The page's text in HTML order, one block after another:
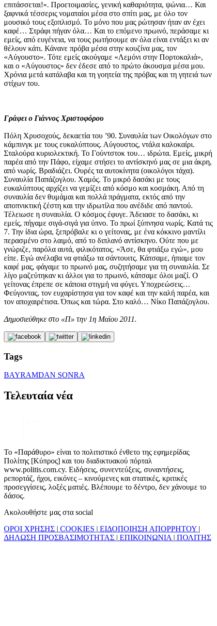
επιτάσσεται!». Προετοιμασίες, γενική καθαριότητα, ψώνια… Και
ξαφνικά τέσσερις νοματαίοι μέσα στο σπίτι μας, με όλο τον
μουσικό τους εξοπλισμό. Το μόνο που μας ρώτησαν ήταν αν έχει
καφέ… Στράφι πήγαν όλα… Και το επόμενο πρωινό, περάσαμε κι
εμείς, από ευγένεια, να τους ρωτήσουμε αν όλα είναι εντάξει κι αν
θέλουν κάτι. Κάνανε πρόβα μέσα στην κουζίνα μας, τον
«Αύγουστο». Τότε εμείς ακούγαμε «Λεμόνι στην Πορτοκαλιά»,
και ο «Αύγουστος» δεν έδεσε από το πρώτο άκουσμα μέσα μου.
Χρόνια μετά κατάλαβα και τη γοητεία της πρόβας και τη γητειά των
στίχων του.
Γράφει ο Γιάννος Χριστοφόρου
Πόλη Χρυσοχούς, δεκαετία του ’90. Συναυλία των Οικολόγων στο
κάμπινγκ με τους ευκαλύπτους. Αύγουστος, ντάλα καλοκαίρι.
Σταλούρα κυριολεκτική. Το Γούντστοκ του… ιδρώτα. Εμείς, μικρή
παρέα από την Πάφο, είχαμε στήσει το αντίσκηνό μας σε μια άκρη,
από νωρίς. Βραδιάζει. Ουρές τα αυτοκίνητα (οικολόγοι τάχα).
Συναυλία Παπάζογλου. Χαμός. Το μικρό δασάκι με τους
ευκαλύπτους αρχίζει να γεμίζει από κόσμο και κοσμάκη. Από τη
συναυλία δεν θυμάμαι και πολλά πράγματα, εκτός από την
αποπνικτική ζέστη και την ιδρωτίλα που ανέδιδε από παντού.
Τέλειωσε η συναυλία. Ο κόσμος έφυγε. Άδειασε το δασάκι, κι
εμείς, πήγαμε σιγά-σιγά για ύπνο. Το πρωί ξύπνησα νωρίς. Κατά τις
7. Την ίδια ώρα, ξεπρόβαλε κι ο γείτονας, με ένα κόκκινο μαντίλι
περασμένο στο λαιμό, από το διπλανό αντίσκηνο. Ούτε που με
γνώριζε, παρόλα αυτά, φιλικότατος. «Άσε, θα φτιάξω εγώ», μου
είπε. Εγώ ανέλαβα να φτιάξω τα σάντουιτς. Κάτσαμε, ήπιαμε τον
καφέ μας, φάγαμε το πρωινό μας, συζητήσαμε για τη συναυλία. Σε
λίγο μαζεύτηκαν κι άλλοι για το πρωινό, κάτσαμε όλοι μαζί. Ο
γείτονας έπρεπε σε κάποια στιγμή να φύγει. Υποχρεώσεις…
Φεύγοντας, τον ευχαρίστησα για τον καφέ και την καλή παρέα, και
τον αποχαιρέτισα. Όπως και τώρα. Στο καλό… Νίκο Παπάζογλου.
Δημοσιεύθηκε στο «Π» την 1η Μαϊου 2011.
Tags
BAYRAMDAN SONRA
Τελευταία νέα
Το «Παράθυρο» είναι το πολιτιστικό ένθετο της εφημερίδας
Πολίτης [Κύπρος] και του διαδικτυακού πόρταλ
www.politis.com.cy. Ειδήσεις, συνεντεύξεις, συναντήσεις,
ρεπορτάζ, ήχοι, εικόνες – κινούμενες και στατικές, κριτικές
προσεγγίσεις, λοξές ματιές. Βλέπουμε το δέντρο, δεν χάνουμε το
δάσος.
Ακολουθήστε μας στα social
ΟΡΟΙ ΧΡΗΣΗΣ | COOKIES | ΕΙΔΟΠΟΙΗΣΗ ΑΠΟΡΡΗΤΟΥ |
ΔΗΛΩΣΗ ΠΡΟΣΒΑΣΙΜΟΤΗΤΑΣ | ΕΠΙΚΟΙΝΩΝΙΑ | ΠΟΛΙΤΗΣ